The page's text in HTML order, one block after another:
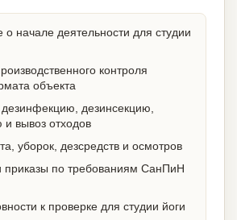
о начале деятельности для студии
контроля
объекта
дезинсекцию,
и вывоз отходов
уборок, дезсредств и осмотров
приказы по требованиям СанПиН
к проверке для студии йоги